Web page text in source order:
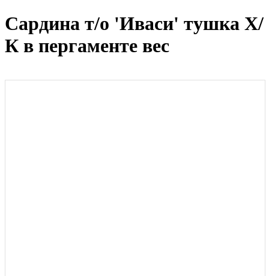
Сардина т/о 'Иваси' тушка Х/
К в пергаменте вес